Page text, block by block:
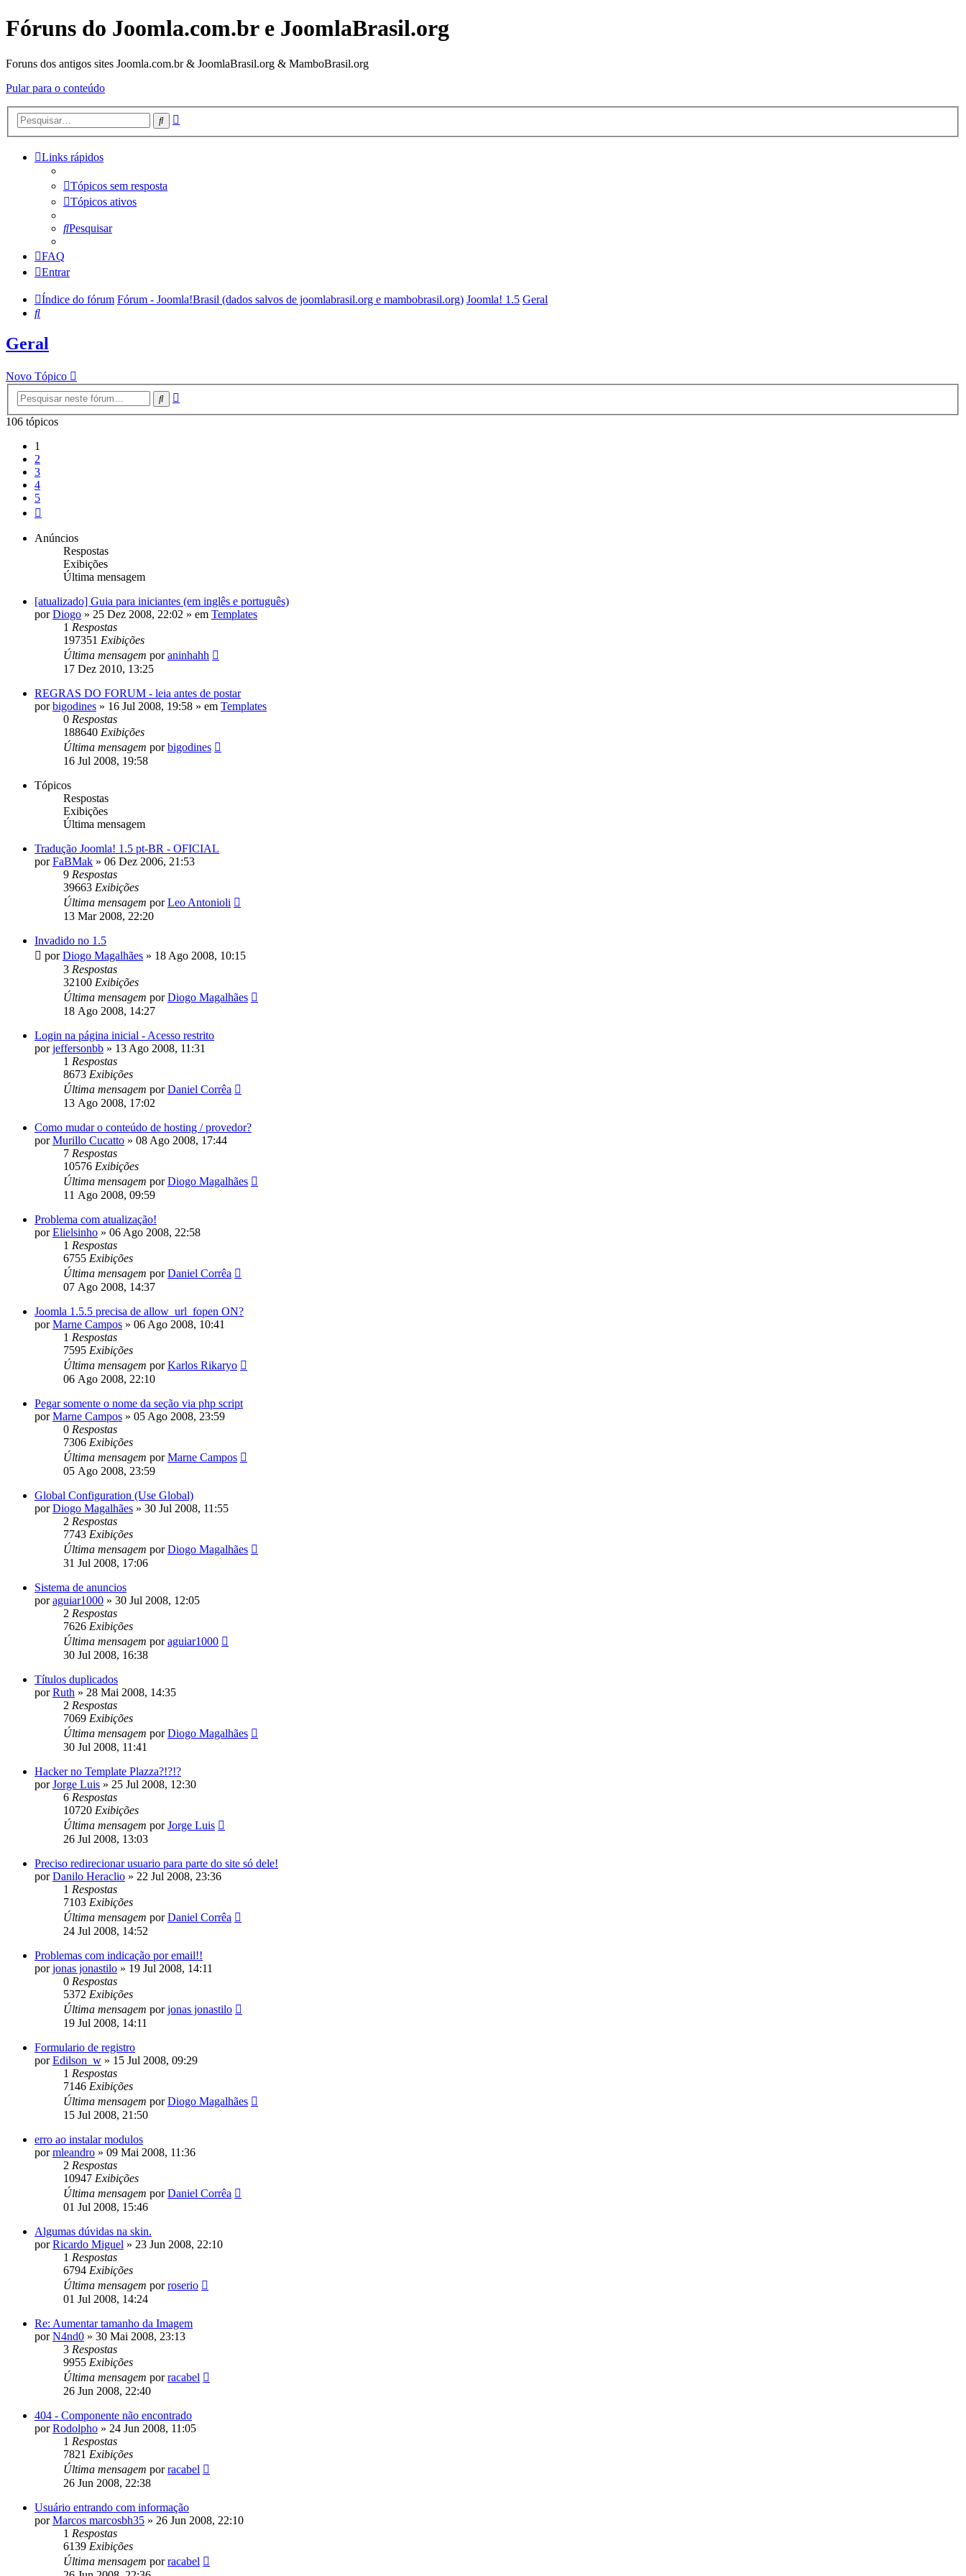
Fóruns do Joomla.com.br e JoomlaBrasil.org
Foruns dos antigos sites Joomla.com.br & JoomlaBrasil.org & MamboBrasil.org
Pular para o conteúdo
Pesquisar
Links rápidos
Tópicos sem resposta
Tópicos ativos
Pesquisar
FAQ
Entrar
Índice do fórum Fórum - Joomla!Brasil (dados salvos de joomlabrasil.org e mambobrasil.org) Joomla! 1.5 Geral
Pesquisar
Geral
Novo Tópico
Pesquisar
106 tópicos
1
2
3
4
5
Anúncios
Respostas
Exibições
Última mensagem
[atualizado] Guia para iniciantes (em inglês e português)
porDiogo » 25 Dez 2008, 22:02 » em Templates
1 Respostas
197351 Exibições
Última mensagem poraninhahh
17 Dez 2010, 13:25
REGRAS DO FORUM - leia antes de postar
porbigodines » 16 Jul 2008, 19:58 » em Templates
0 Respostas
188640 Exibições
Última mensagem porbigodines
16 Jul 2008, 19:58
Tópicos
Respostas
Exibições
Última mensagem
Tradução Joomla! 1.5 pt-BR - OFICIAL
porFaBMak » 06 Dez 2006, 21:53
9 Respostas
39663 Exibições
Última mensagem porLeo Antonioli
13 Mar 2008, 22:20
Invadido no 1.5
porDiogo Magalhães » 18 Ago 2008, 10:15
3 Respostas
32100 Exibições
Última mensagem porDiogo Magalhães
18 Ago 2008, 14:27
Login na página inicial - Acesso restrito
porjeffersonbb » 13 Ago 2008, 11:31
1 Respostas
8673 Exibições
Última mensagem porDaniel Corrêa
13 Ago 2008, 17:02
Como mudar o conteúdo de hosting / provedor?
porMurillo Cucatto » 08 Ago 2008, 17:44
7 Respostas
10576 Exibições
Última mensagem porDiogo Magalhães
11 Ago 2008, 09:59
Problema com atualização!
porElielsinho » 06 Ago 2008, 22:58
1 Respostas
6755 Exibições
Última mensagem porDaniel Corrêa
07 Ago 2008, 14:37
Joomla 1.5.5 precisa de allow_url_fopen ON?
porMarne Campos » 06 Ago 2008, 10:41
1 Respostas
7595 Exibições
Última mensagem porKarlos Rikaryo
06 Ago 2008, 22:10
Pegar somente o nome da seção via php script
porMarne Campos » 05 Ago 2008, 23:59
0 Respostas
7306 Exibições
Última mensagem porMarne Campos
05 Ago 2008, 23:59
Global Configuration (Use Global)
porDiogo Magalhães » 30 Jul 2008, 11:55
2 Respostas
7743 Exibições
Última mensagem porDiogo Magalhães
31 Jul 2008, 17:06
Sistema de anuncios
poraguiar1000 » 30 Jul 2008, 12:05
2 Respostas
7626 Exibições
Última mensagem poraguiar1000
30 Jul 2008, 16:38
Títulos duplicados
porRuth » 28 Mai 2008, 14:35
2 Respostas
7069 Exibições
Última mensagem porDiogo Magalhães
30 Jul 2008, 11:41
Hacker no Template Plazza?!?!?
porJorge Luis » 25 Jul 2008, 12:30
6 Respostas
10720 Exibições
Última mensagem porJorge Luis
26 Jul 2008, 13:03
Preciso redirecionar usuario para parte do site só dele!
porDanilo Heraclio » 22 Jul 2008, 23:36
1 Respostas
7103 Exibições
Última mensagem porDaniel Corrêa
24 Jul 2008, 14:52
Problemas com indicação por email!!
porjonas jonastilo » 19 Jul 2008, 14:11
0 Respostas
5372 Exibições
Última mensagem porjonas jonastilo
19 Jul 2008, 14:11
Formulario de registro
porEdilson_w » 15 Jul 2008, 09:29
1 Respostas
7146 Exibições
Última mensagem porDiogo Magalhães
15 Jul 2008, 21:50
erro ao instalar modulos
pormleandro » 09 Mai 2008, 11:36
2 Respostas
10947 Exibições
Última mensagem porDaniel Corrêa
01 Jul 2008, 15:46
Algumas dúvidas na skin.
porRicardo Miguel » 23 Jun 2008, 22:10
1 Respostas
6794 Exibições
Última mensagem porroserio
01 Jul 2008, 14:24
Re: Aumentar tamanho da Imagem
porN4nd0 » 30 Mai 2008, 23:13
3 Respostas
9955 Exibições
Última mensagem porracabel
26 Jun 2008, 22:40
404 - Componente não encontrado
porRodolpho » 24 Jun 2008, 11:05
1 Respostas
7821 Exibições
Última mensagem porracabel
26 Jun 2008, 22:38
Usuário entrando com informação
porMarcos marcosbh35 » 26 Jun 2008, 22:10
1 Respostas
6139 Exibições
Última mensagem porracabel